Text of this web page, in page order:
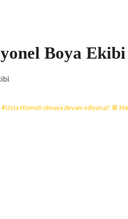
Boya Ekibi
Hizmeti olmaya devam ediyoruz! 📆